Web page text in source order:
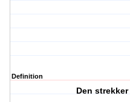
Definition
Den